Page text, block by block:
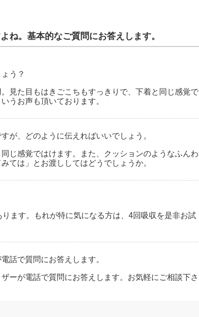
ね。基本的なご質問にお答えします。
う？
見た目もはきごこちもすっきりで、下着と同じ感覚で
うお声も頂いております。
が、どのように伝えればいいでしょう。
じ感覚ではけます。また、クッションのようなふんわ
ては」とお渡ししてはどうでしょうか。
ます。もれが特に気になる方は、4回吸収を是非お試
話で質問にお答えします。
ーが電話で質問にお答えします。お気軽にご相談下さ